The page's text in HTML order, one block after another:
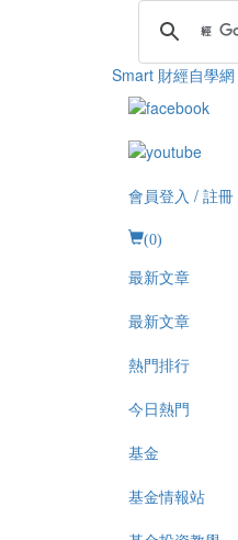
Smart 財經自學網
會員登入 / 註冊
(0)
最新文章
最新文章
熱門排行
今日熱門
基金
基金情報站